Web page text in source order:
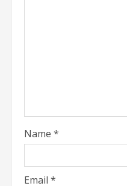
Name *
Email *